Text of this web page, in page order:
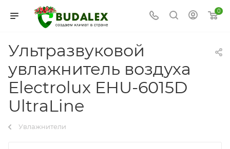
0
Ультразвуковой
увлажнитель воздуха
Electrolux EHU-6015D
UltraLine
Увлажнители